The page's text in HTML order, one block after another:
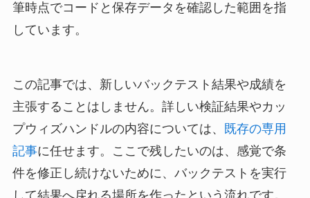
筆時点でコードと保存データを確認した範囲を指
しています。
この記事では、新しいバックテスト結果や成績を
主張することはしません。詳しい検証結果やカッ
プウィズハンドルの内容については、
既存の専用
記事に任せます。ここで残したいのは、感覚で条
件を修正し続けないために、バックテストを実行
して結果へ戻れる場所を作ったという流れです。